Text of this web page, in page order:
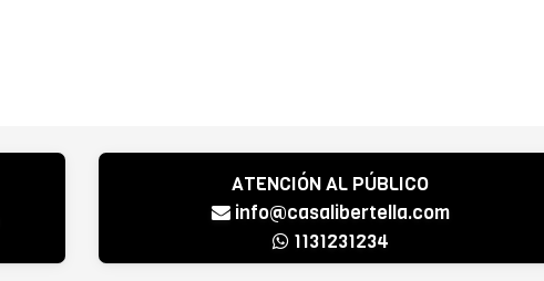
ATENCIÓN AL PÚBLICO
info@casalibertella.com
1131231234